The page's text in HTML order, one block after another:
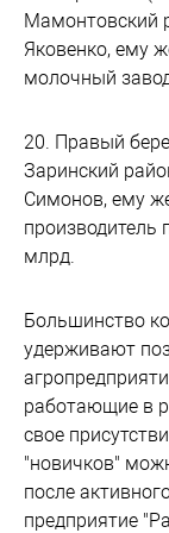
Мамонтовский
Яковенко, ему
молочный
20. Правый
Заринский
Симонов, ему
производитель
млрд.
Большинство
удерживают
работающие в
свое
"новичков"
после
предприятие